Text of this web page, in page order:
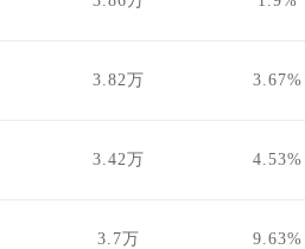
3.82万 3.67%
3.42万 4.53%
3.7万 9.63%